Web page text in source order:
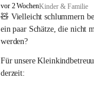
F
r
a
x
r
n
vor 2 WochenKinder & Familie
🧸 Vielleicht schlummern
ein paar Schätze, die nicht
werden?
Für unsere
derzeit: